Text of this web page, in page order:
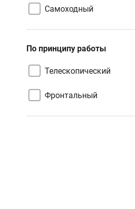
Самоходный
По принципу работы
Телескопический
Фронтальный